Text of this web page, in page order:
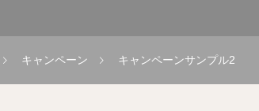
キャンペーン キャンペーンサンプル2